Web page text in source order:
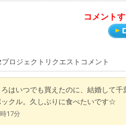
コメント
ロジェクトリクエストコメント
はいつでも買えたのに、結婚して
クル。久しぶりに食べたいです☆
17分